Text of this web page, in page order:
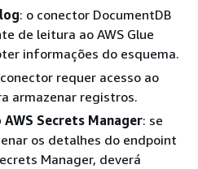
: o conector DocumentDB
de leitura ao AWS Glue
informações do esquema.
requer acesso ao
armazenar registros.
Secrets Manager: se
os detalhes do endpoint
Manager, deverá